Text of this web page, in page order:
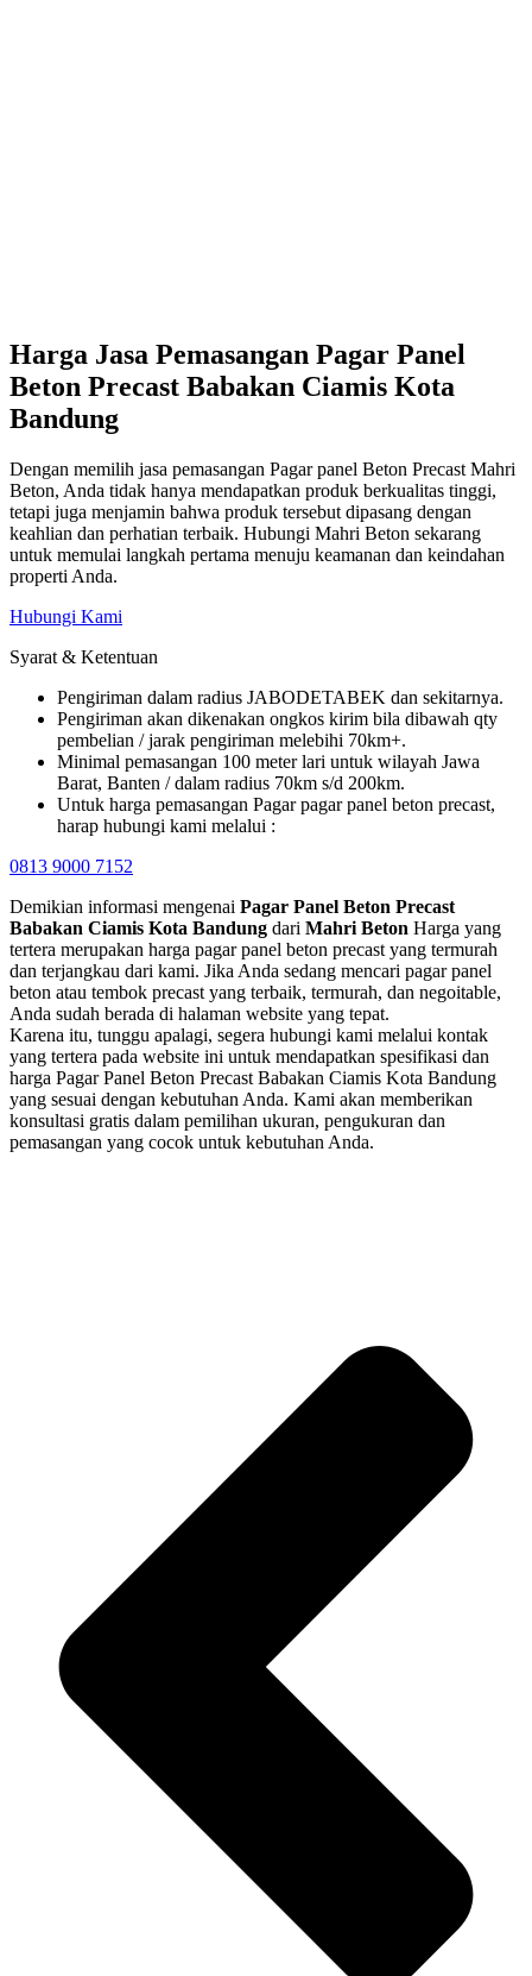
Harga Jasa Pemasangan Pagar Panel
Beton Precast Babakan Ciamis Kota
Bandung
Dengan memilih jasa pemasangan Pagar panel Beton Precast Mahri
Beton, Anda tidak hanya mendapatkan produk berkualitas tinggi,
tetapi juga menjamin bahwa produk tersebut dipasang dengan
keahlian dan perhatian terbaik. Hubungi Mahri Beton sekarang
untuk memulai langkah pertama menuju keamanan dan keindahan
properti Anda.
Hubungi Kami
Syarat & Ketentuan
Pengiriman dalam radius JABODETABEK dan sekitarnya.
Pengiriman akan dikenakan ongkos kirim bila dibawah qty
pembelian / jarak pengiriman melebihi 70km+.
Minimal pemasangan 100 meter lari untuk wilayah Jawa
Barat, Banten / dalam radius 70km s/d 200km.
Untuk harga pemasangan Pagar pagar panel beton precast,
harap hubungi kami melalui :
0813 9000 7152
Demikian informasi mengenai Pagar Panel Beton Precast
Babakan Ciamis Kota Bandung dari Mahri Beton Harga yang
tertera merupakan harga pagar panel beton precast yang termurah
dan terjangkau dari kami. Jika Anda sedang mencari pagar panel
beton atau tembok precast yang terbaik, termurah, dan negoitable,
Anda sudah berada di halaman website yang tepat.
Karena itu, tunggu apalagi, segera hubungi kami melalui kontak
yang tertera pada website ini untuk mendapatkan spesifikasi dan
harga Pagar Panel Beton Precast Babakan Ciamis Kota Bandung
yang sesuai dengan kebutuhan Anda. Kami akan memberikan
konsultasi gratis dalam pemilihan ukuran, pengukuran dan
pemasangan yang cocok untuk kebutuhan Anda.